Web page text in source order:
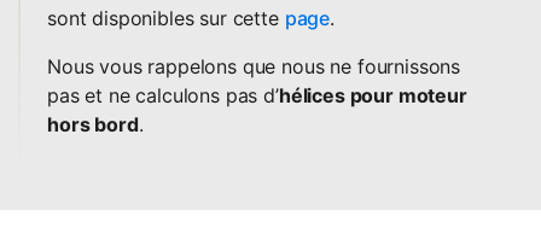
sont disponibles sur cette page.
Nous vous rappelons que nous ne fournissons
pas et ne calculons pas d’hélices pour moteur
hors bord.